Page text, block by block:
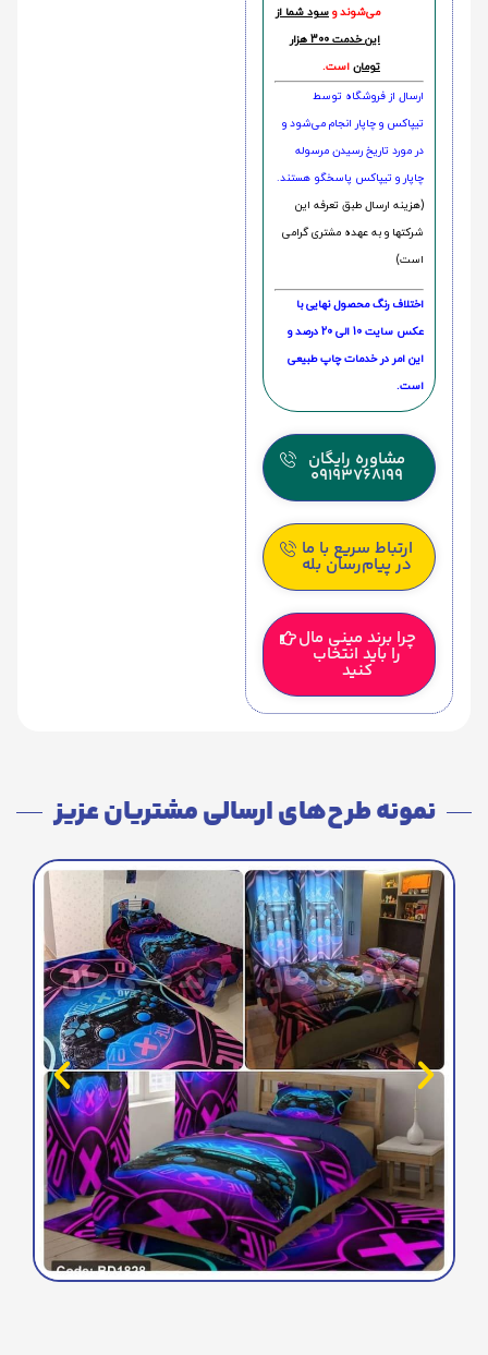
می‌شوند و سود شما از
این خدمت 300 هزار
تومان است.
ارسال از فروشگاه توسط
تیپاکس و چاپار انجام می‌شود و
در مورد تاریخ رسیدن مرسوله
چاپار و تیپاکس پاسخگو هستند.
(هزینه ارسال طبق تعرفه این
شرکتها و به عهده مشتری گرامی
است)
اختلاف رنگ محصول نهایی با
عکس سایت 10 الی 20 درصد و
این امر در خدمات چاپ طبیعی
است.
مشاوره رایگان
09193768199
ارتباط سریع با ما
در پیام‌رسان بله
چرا برند مینی مال
را باید انتخاب
کنید
نمونه طرح‌های ارسالی مشتریان عزیز